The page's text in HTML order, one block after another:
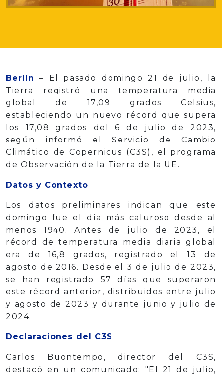
Berlín
– El pasado domingo 21 de julio, la
Tierra registró una temperatura media
global de 17,09 grados Celsius,
estableciendo un nuevo récord que supera
los 17,08 grados del 6 de julio de 2023,
según informó el Servicio de Cambio
Climático de Copernicus (C3S), el programa
de Observación de la Tierra de la UE.
Datos y Contexto
Los datos preliminares indican que este
domingo fue el día más caluroso desde al
menos 1940. Antes de julio de 2023, el
récord de temperatura media diaria global
era de 16,8 grados, registrado el 13 de
agosto de 2016. Desde el 3 de julio de 2023,
se han registrado 57 días que superaron
este récord anterior, distribuidos entre julio
y agosto de 2023 y durante junio y julio de
2024.
Declaraciones del C3S
Carlos Buontempo, director del C3S,
destacó en un comunicado: "El 21 de julio,